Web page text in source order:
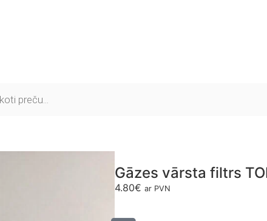
Gāzes vārsta filtrs
4.80€ ar PVN